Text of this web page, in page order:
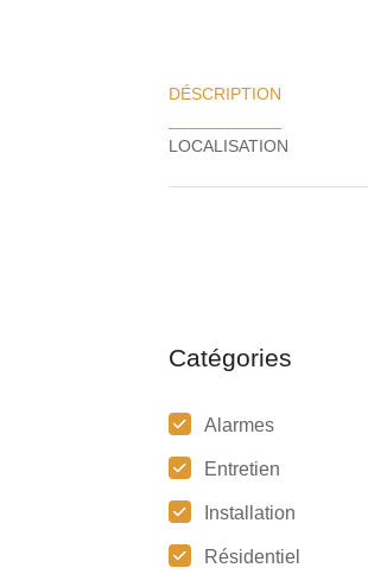
DÉSCRIPTION
Catégories
Alarmes
Entretien
Installation
Résidentiel